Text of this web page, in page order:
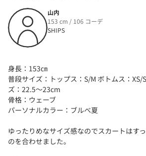
山内
153 cm / 106 コーデ
SHIPS
身長：153㎝
普段サイズ：トップス：S/M ボトムス：XS/
ズ：22.5～23cm
骨格：ウェーブ
パーソナルカラー：ブルべ夏
ゆったりめなサイズ感なのでスカートはす
のを合わせました。